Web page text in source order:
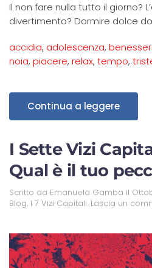
Il non fare nulla tutto il giorno?
divertimento? Dormire dolce
accidia, adolescenza,
noia, piacere, relax, tempo,
Continua a leggere
I Sette Vizi
Qual è il tuo
Scritto da Emanuela Gamba il
Blog, I 7 Vizi Capitali. Lascia un